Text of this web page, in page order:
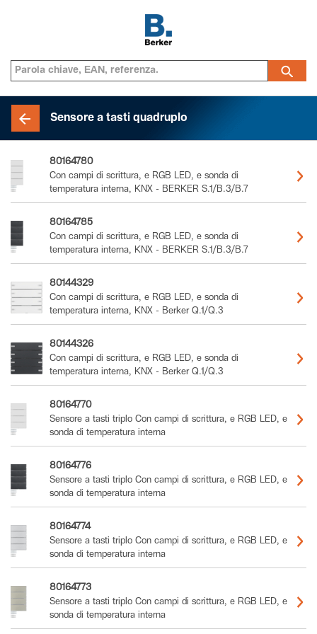
Sensore a tasti quadruplo
80164780
Con campi di scrittura, e RGB LED, e sonda di
temperatura interna, KNX - BERKER S.1/B.3/B.7
80164785
Con campi di scrittura, e RGB LED, e sonda di
temperatura interna, KNX - BERKER S.1/B.3/B.7
80144329
Con campi di scrittura, e RGB LED, e sonda di
temperatura interna, KNX - Berker Q.1/Q.3
80144326
Con campi di scrittura, e RGB LED, e sonda di
temperatura interna, KNX - Berker Q.1/Q.3
80164770
Sensore a tasti triplo Con campi di scrittura, e RGB LED, e
sonda di temperatura interna
80164776
Sensore a tasti triplo Con campi di scrittura, e RGB LED, e
sonda di temperatura interna
80164774
Sensore a tasti triplo Con campi di scrittura, e RGB LED, e
sonda di temperatura interna
80164773
Sensore a tasti triplo Con campi di scrittura, e RGB LED, e
sonda di temperatura interna